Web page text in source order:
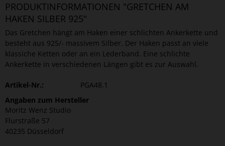
PRODUKTINFORMATIONEN "GRETCHEN AM
HAKEN SILBER 925"
Das Gretchen hängt am Haken einer schlichten Ankerkette und
besteht aus 925/- massivem Silber. Der Haken passt an viele
klassiche Ketten oder an ein Lederband. Eine schlichte
Ankerkette in verschiedenen Längen gibt es zur Auswahl.
Artikel-Nr.:
PGA48.1
Angaben zum Hersteller
Moritz Wenz Studio
Flurstraße 57
40235 Düsseldorf